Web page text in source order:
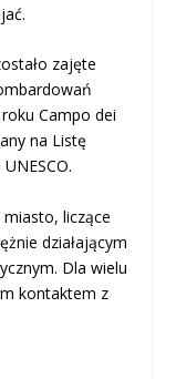
zajęte
Campo dei
na Listę
liczące
działającym
Dla wielu
kontaktem z